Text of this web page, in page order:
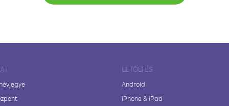
LETÖLTÉS
Android
iPhone & iPad